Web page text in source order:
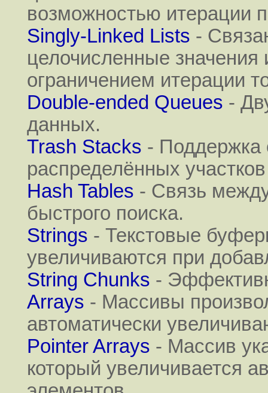
возможностью итерации
Singly-Linked Lists -
целочисленные значения
ограничением итерации
Double-ended Queues -
данных.
Trash Stacks - Поддержка
распределённых
Hash Tables - Связь
быстрого поиска.
Strings - Текстовые
увеличиваются при
String Chunks -
Arrays - Массивы
автоматически
Pointer Arrays - Массив
который увеличивается